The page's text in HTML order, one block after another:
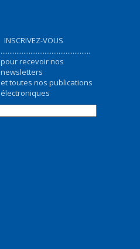
INSCRIVEZ-VOUS
...................................................
pour recevoir nos
newsletters
et toutes nos publications
électroniques